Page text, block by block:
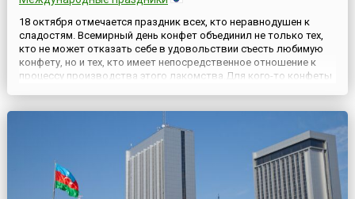
18 октября отмечается праздник всех, кто неравнодушен к
сладостям. Всемирный день конфет объединил не только тех,
кто не может отказать себе в удовольствии съесть любимую
конфету, но и тех, кто имеет непосредственное отношение к
процессу производства этого лакомства.Для кого-то конфеты